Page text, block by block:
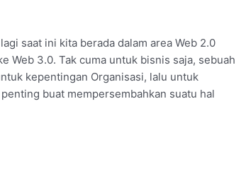
saat ini kita berada dalam area Web 2.0
Web 3.0. Tak cuma untuk bisnis saja, sebuah
kepentingan Organisasi, lalu untuk
buat mempersembahkan suatu hal